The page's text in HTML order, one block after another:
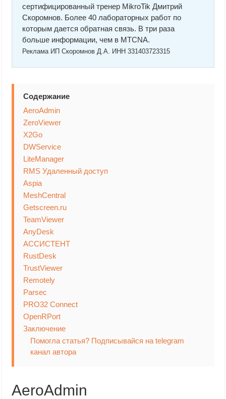
сертифицированный тренер MikroTik Дмитрий
Скоромнов. Более 40 лабораторных работ по
которым дается обратная связь. В три раза
больше информации, чем в MTCNA.
Реклама ИП Скоромнов Д.А. ИНН 331403723315
Содержание
AeroAdmin
ZeroViewer
X2Go
DWService
LiteManager
RMS Удаленный доступ
Aspia
MeshCentral
Getscreen.ru
TeamViewer
AnyDesk
АССИСТЕНТ
RustDesk
TrustViewer
Remotely
Parsec
PRO32 Connect
OpenRPort
Заключение
Помогла статья? Подписывайся на telegram
канал автора
AeroAdmin